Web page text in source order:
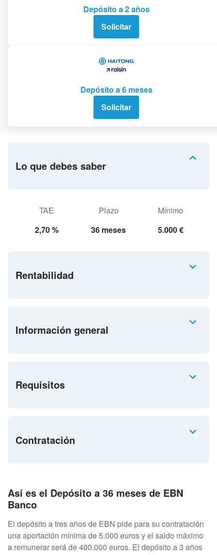
Depósito a 2 años
Solicitar
Depósito a 6 meses
Solicitar
Lo que debes saber
TAE
2,70 %
Plazo
36 meses
Mínimo
5.000 €
Rentabilidad
Información general
Requisitos
Contratación
Así es el Depósito a 36 meses de EBN
Banco
El depósito a tres años de EBN pide para su contratación
una aportación mínima de 5.000 euros y el saldo máximo
a remunerar será de 400.000 euros. El depósito a 3 años